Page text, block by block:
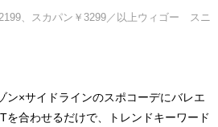
、スカパン￥3299／以上ウィゴー スニ
×サイドラインのスポコーデにバレエ
を合わせるだけで、トレンドキーワード